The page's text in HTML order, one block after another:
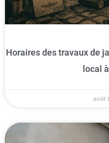
Horaires des travaux de
local
août